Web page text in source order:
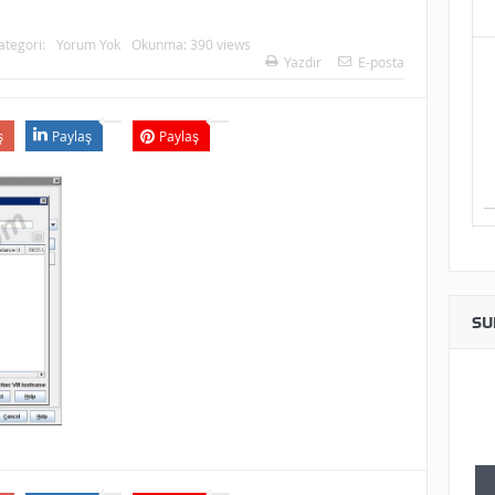
Yorum Yok
Okunma: 390 views
Yazdır
E-posta
Paylaş Paylaş